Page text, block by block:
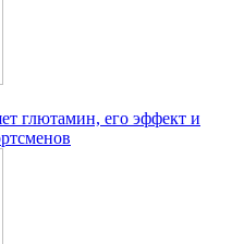
глютамин, его эффект и